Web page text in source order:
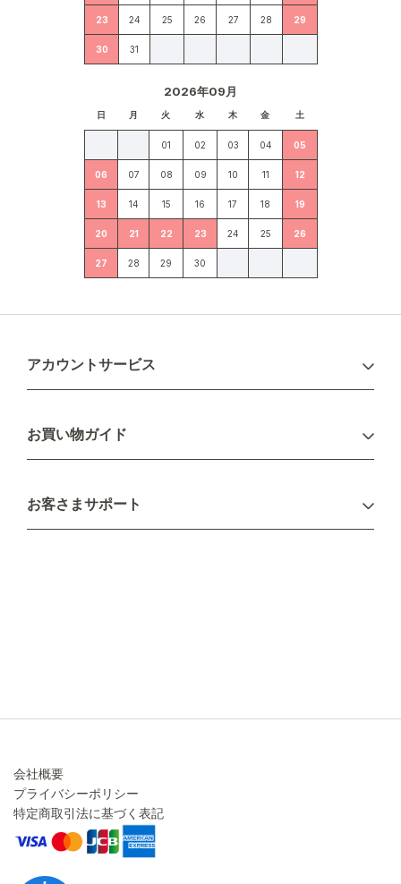
23 24 25 26 27 28 29
30 31
2026年09月
日 月 火 水 木 金 土
01 02 03 04 05
06 07 08 09 10 11 12
13 14 15 16 17 18 19
20 21 22 23 24 25 26
27 28 29 30
アカウントサービス
新規会員登録
お買い物ガイド
配送について
不良品・返品について
お客さまサポート
会社概要
プライバシーポリシー
特定商取引法に基づく表記